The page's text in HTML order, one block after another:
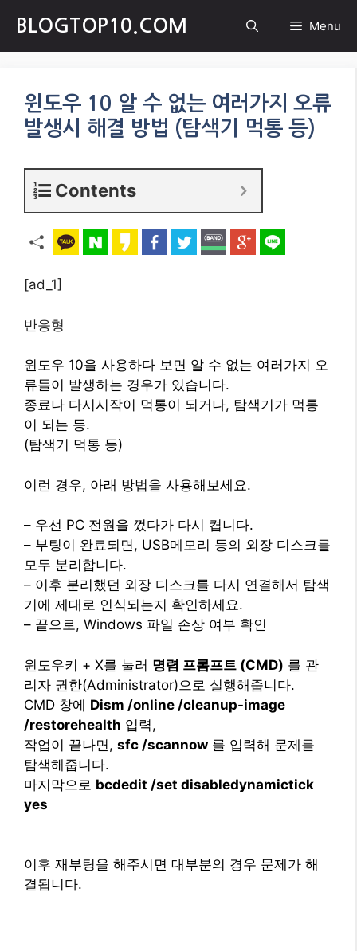
content
BLOGTOP10.COM Menu
윈도우 10 알 수 없는 여러가지 오류
발생시 해결 방법 (탐색기 먹통 등)
Contents
[ad_1]
반응형
윈도우 10을 사용하다 보면 알 수 없는 여러가지 오
류들이 발생하는 경우가 있습니다.
종료나 다시시작이 먹통이 되거나, 탐색기가 먹통
이 되는 등.
(탐색기 먹통 등)
이런 경우, 아래 방법을 사용해보세요.
– 우선 PC 전원을 껐다가 다시 켭니다.
– 부팅이 완료되면, USB메모리 등의 외장 디스크를
모두 분리합니다.
– 이후 분리했던 외장 디스크를 다시 연결해서 탐색
기에 제대로 인식되는지 확인하세요.
– 끝으로, Windows 파일 손상 여부 확인
윈도우키 + X를 눌러 명렴 프롬프트 (CMD) 를 관
리자 권한(Administrator)으로 실행해줍니다.
CMD 창에 Dism /online /cleanup-image
/restorehealth 입력,
작업이 끝나면, sfc /scannow 를 입력해 문제를
탐색해줍니다.
마지막으로 bcdedit /set disabledynamictick
yes
이후 재부팅을 해주시면 대부분의 경우 문제가 해
결됩니다.